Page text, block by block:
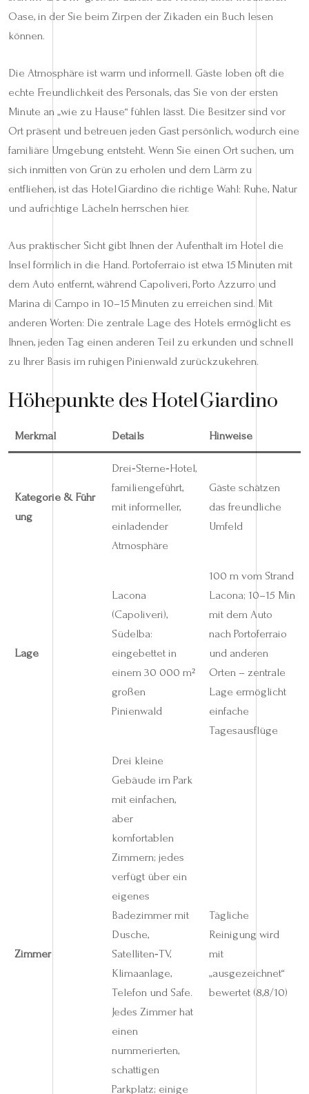
Oase, in der Sie beim Zirpen der Zikaden ein Buch lesen
können.
Die Atmosphäre ist warm und informell. Gäste loben oft die
echte Freundlichkeit des Personals, das Sie von der ersten
Minute an „wie zu Hause“ fühlen lässt. Die Besitzer sind vor
Ort präsent und betreuen jeden Gast persönlich, wodurch eine
familiäre Umgebung entsteht. Wenn Sie einen Ort suchen, um
sich inmitten von Grün zu erholen und dem Lärm zu
entfliehen, ist das Hotel Giardino die richtige Wahl: Ruhe, Natur
und aufrichtige Lächeln herrschen hier.
Aus praktischer Sicht gibt Ihnen der Aufenthalt im Hotel die
Insel förmlich in die Hand. Portoferraio ist etwa 15 Minuten mit
dem Auto entfernt, während Capoliveri, Porto Azzurro und
Marina di Campo in 10–15 Minuten zu erreichen sind. Mit
anderen Worten: Die zentrale Lage des Hotels ermöglicht es
Ihnen, jeden Tag einen anderen Teil zu erkunden und schnell
zu Ihrer Basis im ruhigen Pinienwald zurückzukehren.
Höhepunkte des Hotel Giardino
Merkmal Details Hinweise
Kategorie & Führ
ung
Drei‑Sterne‑Hotel,
familiengeführt,
mit informeller,
einladender
Atmosphäre
Gäste schätzen
das freundliche
Umfeld
Lage
Lacona
(Capoliveri),
Südelba:
eingebettet in
einem 30 000 m²
großen
Pinienwald
100 m vom Strand
Lacona; 10–15 Min
mit dem Auto
nach Portoferraio
und anderen
Orten – zentrale
Lage ermöglicht
einfache
Tagesausflüge
Zimmer
Drei kleine
Gebäude im Park
mit einfachen,
aber
komfortablen
Zimmern; jedes
verfügt über ein
eigenes
Badezimmer mit
Dusche,
Satelliten‑TV,
Klimaanlage,
Telefon und Safe.
Jedes Zimmer hat
einen
nummerierten,
schattigen
Parkplatz; einige
Tägliche
Reinigung wird
mit
„ausgezeichnet“
bewertet (8,8/10)